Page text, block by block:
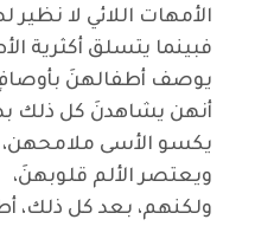
الأمهات اللائي لا نظير
فبينما يتسلق أكثرية
يوصف أطفالهنَ
أنهن يشاهدنَ كل ذلك
يكسو الأسى ملامحهن،
ويعتصر الألم قلوبهنَ،
ولكنهم، بعد كل ذلك،